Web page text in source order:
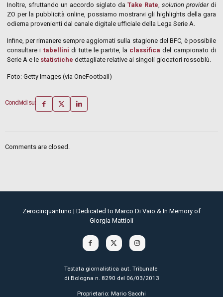
Inoltre, sfruttando un accordo siglato da Take Rate solution providerdi
ZO per la pubblicità online, possiamo mostrarvi gli highlights della gara
odierna provenienti dal canale digitale ufficiale della Lega Serie A.
Infine, per rimanere sempre aggiornati sulla stagione del BFC, è possibile
consultare i tabellini di tutte le partite, la classifica del campionato di
Serie A e le statistiche dettagliate relative ai singoli giocatori rossoblù.
Foto: Getty Images (via OneFootball)
Condividi su:
Comments are closed.
Zerocinquantuno | Dedicated to Marco Di Vaio & In Memory of
Giorgia Mattioli
Testata giornalistica aut. Tribunale
di Bologna n. 8290 del 06/03/2013
Proprietario: Mario Sacchi